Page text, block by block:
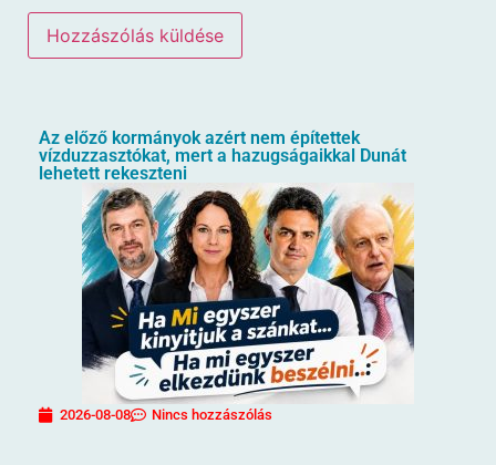
Az előző kormányok azért nem építettek
vízduzzasztókat, mert a hazugságaikkal Dunát
lehetett rekeszteni
2026-08-08 Nincs hozzászólás